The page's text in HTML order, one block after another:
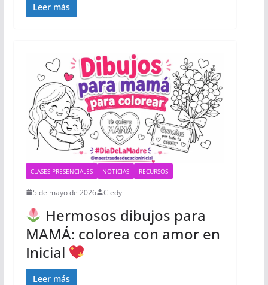
Leer más
CLASES PRESENCIALES NOTICIAS RECURSOS
5 de mayo de 2026 Cledy
Hermosos dibujos para
MAMÁ: colorea con amor en
Inicial
Leer más